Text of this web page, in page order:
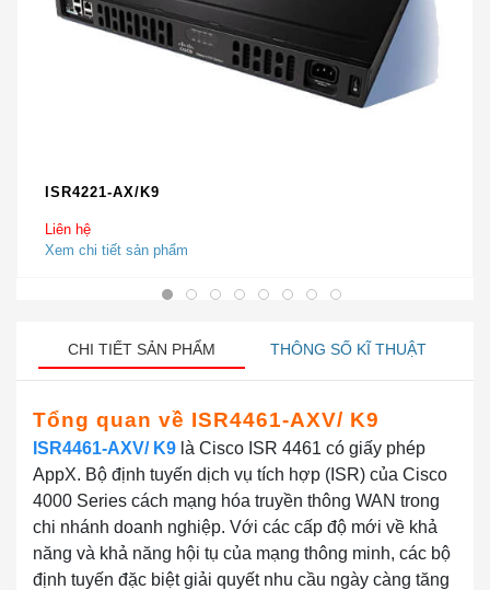
ISR4221-AX/K9
Liên hệ
Xem chi tiết sản phẩm
CHI TIẾT SẢN PHẨM THÔNG SỐ KĨ THUẬT
Tổng quan về ISR4461-AXV/ K9
ISR4461-AXV/ K9 là Cisco ISR 4461 có giấy phép
AppX. Bộ định tuyến dịch vụ tích hợp (ISR) của Cisco
4000 Series cách mạng hóa truyền thông WAN trong
chi nhánh doanh nghiệp. Với các cấp độ mới về khả
năng và khả năng hội tụ của mạng thông minh, các bộ
định tuyến đặc biệt giải quyết nhu cầu ngày càng tăng